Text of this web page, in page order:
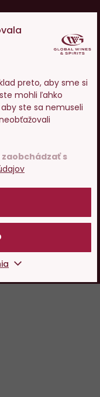
preto, aby sme si
mohli ľahko
ste sa nemuseli
s
víně
všechna práva
s.cz
platí zákaz
mladším ako 18
PeckaDesign
s
Prosím
18